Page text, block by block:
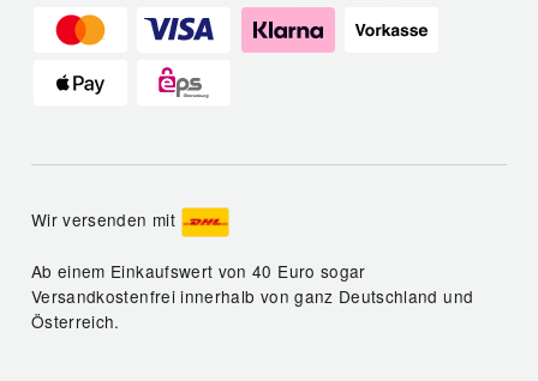
Wir versenden mit
Ab einem Einkaufswert von 40 Euro sogar
Versandkostenfrei innerhalb von ganz Deutschland und
Österreich.